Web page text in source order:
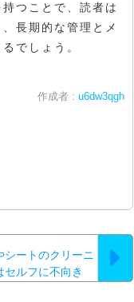
つことで、読者は
長期的な管理とメ
でしょう。
作成者 : u6dw3qgh
シートのクリーニ
セルフに不向き